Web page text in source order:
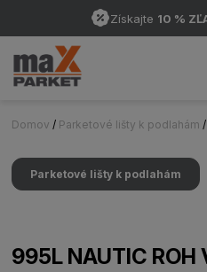
Získajte 10 %
Domov / Parketové lišty k podlahám
Parketové lišty k podlahám
995L NAUTIC ROH